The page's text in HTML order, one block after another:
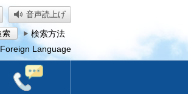
音声読上げ
検索方法
Foreign Language